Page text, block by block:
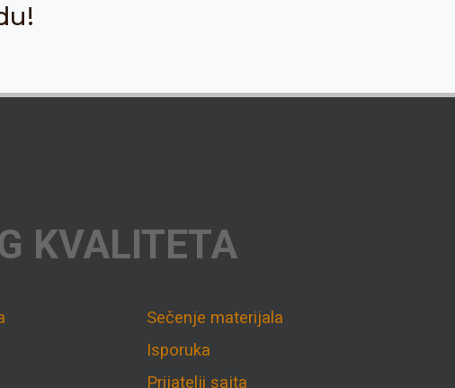
KVALITETA
Sečenje materijala
Isporuka
Prijatelji sajta